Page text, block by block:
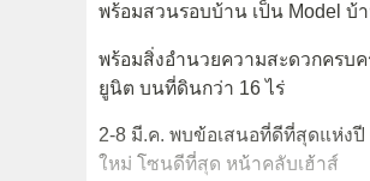
พร้อมสวนรอบบ้าน เป็น Model
พร้อมสิ่งอำนวยความสะดวกครบ
ยูนิต บนที่ดินกว่า 16 ไร่
2-8 มี.ค. พบข้อเสนอที่ดีที่สุดแห่งปี
ใหม่ โซนดีที่สุด หน้าคลับเฮ้าส์